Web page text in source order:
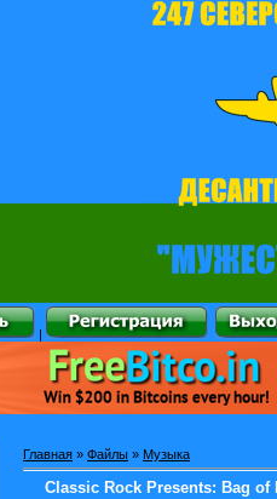
|
Главная » Файлы » Музыка
Classic Rock Presents: Bag of